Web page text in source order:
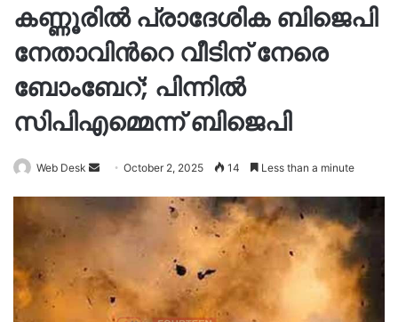
കണ്ണൂരിൽ പ്രാദേശിക ബിജെപി
നേതാവിന്‍റെ വീടിന് നേരെ
ബോംബേറ്; പിന്നിൽ
സിപിഎമ്മെന്ന് ബിജെപി
Web Desk
Send
email
October 2, 2025 14 Less than a minute